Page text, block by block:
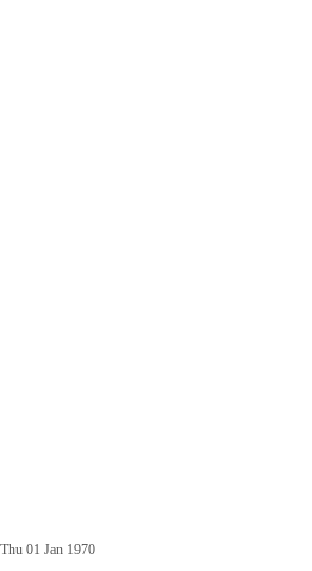
Thu 01 Jan 1970